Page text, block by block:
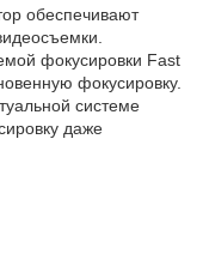
обеспечивают
фокусировки Fast
фокусировку.
системе
даже